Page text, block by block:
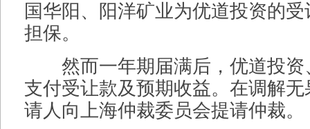
国华阳、阳洋矿业为优道投资的
担保。
然而一年期届满后，优道投资
支付受让款及预期收益。在调解
请人向上海仲裁委员会提请仲裁。